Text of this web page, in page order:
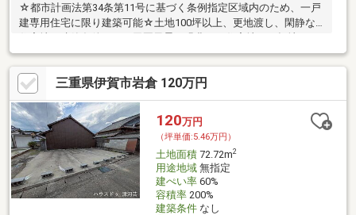
☆都市計画法第34条第11号に基づく条例指定区域内のため、一戸
建専用住宅に限り建築可能☆土地100坪以上、更地渡し、閑静な
住宅地、建築条件なし、田園風景、緑豊かな住宅地、平坦地
三重県伊賀市岩倉 120万円
120万円
（坪単価:5.46万円）
土地面積72.72m2
用途地域無指定
建ぺい率60%
容積率200%
建築条件なし